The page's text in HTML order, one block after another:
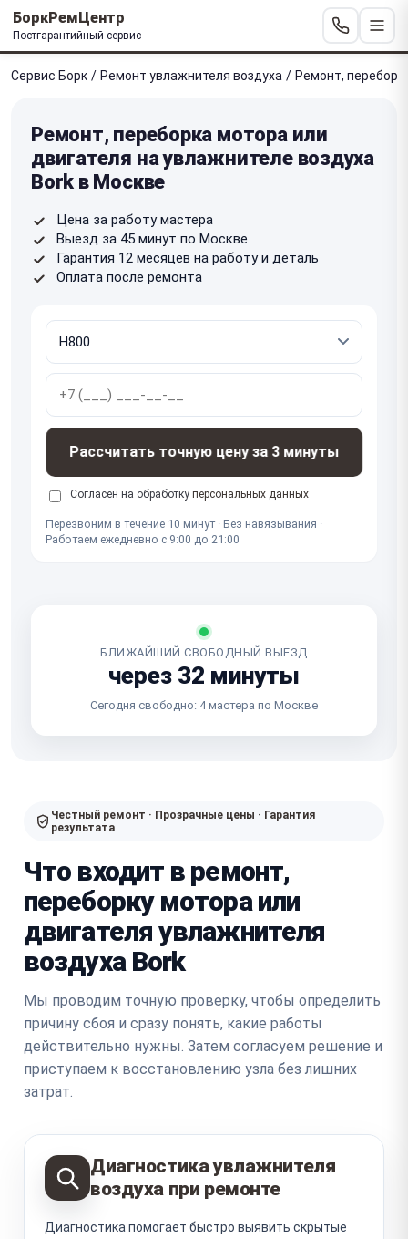
БоркРемЦентр
Постгарантийный сервис
Сервис Борк / Ремонт увлажнителя воздуха / Ремонт,
Ремонт, переборка мотора или
двигателя на увлажнителе воздуха
Bork в Москве
Цена за работу мастера
Выезд за 45 минут по Москве
Гарантия 12 месяцев на работу и деталь
Оплата после ремонта
Рассчитать точную цену за 3 минуты
Согласен на обработку персональных данных
Перезвоним в течение 10 минут · Без навязывания ·
Работаем ежедневно с 9:00 до 21:00
БЛИЖАЙШИЙ СВОБОДНЫЙ ВЫЕЗД
через 32 минуты
Сегодня свободно: 4 мастера по Москве
Честный ремонт · Прозрачные цены · Гарантия
результата
Что входит в ремонт,
переборку мотора или
двигателя увлажнителя
воздуха Bork
Мы проводим точную проверку, чтобы определить
причину сбоя и сразу понять, какие работы
действительно нужны. Затем согласуем решение и
приступаем к восстановлению узла без лишних
затрат.
Диагностика увлажнителя
воздуха при ремонте
Диагностика помогает быстро выявить скрытые